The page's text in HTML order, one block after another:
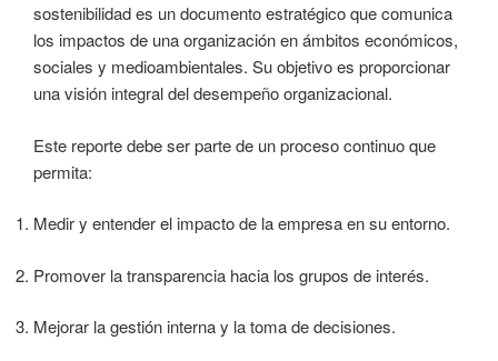
sostenibilidad es un documento estratégico que comunica
los impactos de una organización en ámbitos económicos,
sociales y medioambientales. Su objetivo es proporcionar
una visión integral del desempeño organizacional.
Este reporte debe ser parte de un proceso continuo que
permita:
Medir y entender el impacto de la empresa en su entorno.
Promover la transparencia hacia los grupos de interés.
Mejorar la gestión interna y la toma de decisiones.